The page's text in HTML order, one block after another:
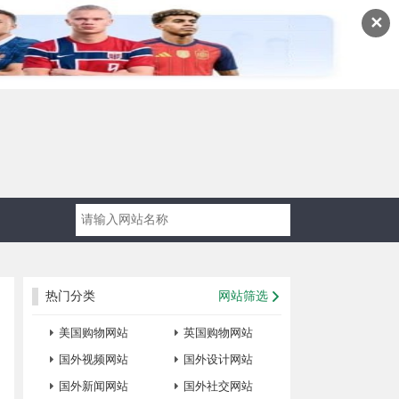
✕
热门分类 网站筛选
美国购物网站
英国购物网站
国外视频网站
国外设计网站
国外新闻网站
国外社交网站